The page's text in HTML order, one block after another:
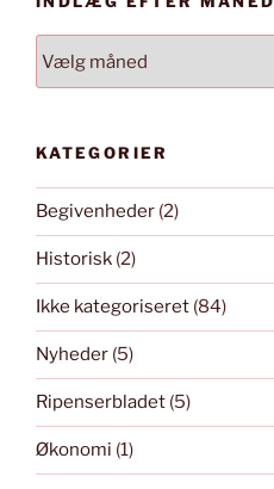
EFTER
KATEGORIER
Begivenheder (2)
Historisk (2)
Ikke kategoriseret (84)
Nyheder (5)
Ripenserbladet (5)
Økonomi (1)